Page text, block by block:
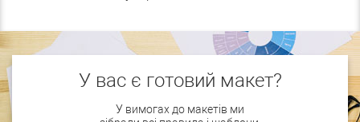
У вас є готовий макет?
У вимогах до макетів ми